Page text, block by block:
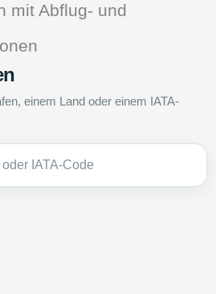
mit Abflug- und
einem Land oder einem IATA-